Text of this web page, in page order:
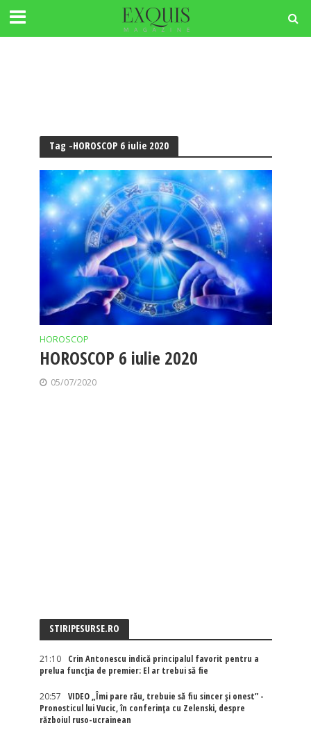
Tag -HOROSCOP 6 iulie 2020
HOROSCOP
HOROSCOP 6 iulie 2020
05/07/2020
STIRIPESURSE.RO
21:10
Crin Antonescu indică principalul favorit pentru a
prelua funcția de premier: El ar trebui să fie
20:57
VIDEO „Îmi pare rău, trebuie să fiu sincer și onest” -
Pronosticul lui Vucic, în conferința cu Zelenski, despre
războiul ruso-ucrainean